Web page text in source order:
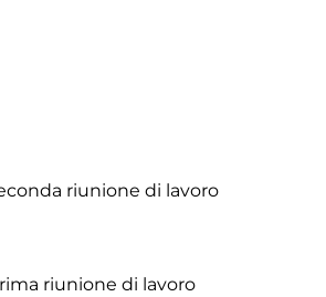
riunione di lavoro
riunione di lavoro